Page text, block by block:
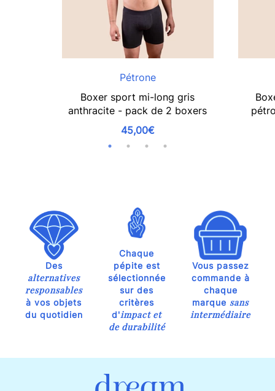
Pétrone
Boxer sport mi-long gris
anthracite - pack de 2 boxers
45,00€
Des
alternatives
responsables
à vos objets
du quotidien
Chaque
pépite est
sélectionnée
sur des
critères
d'impact et
de durabilité
Vous passez
commande à
chaque
marque sans
intermédiaire